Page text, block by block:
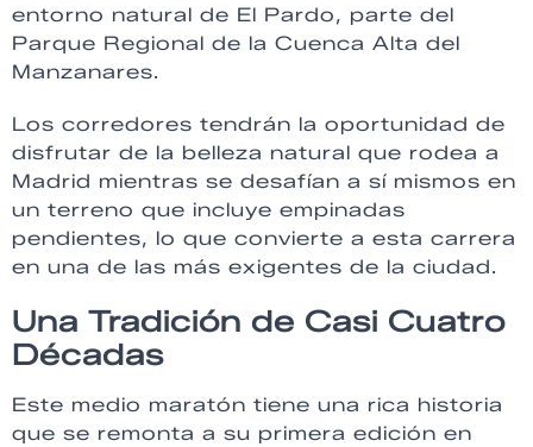
entorno natural de El Pardo, parte del
Parque Regional de la Cuenca Alta del
Manzanares.
Los corredores tendrán la oportunidad de
disfrutar de la belleza natural que rodea a
Madrid mientras se desafían a sí mismos en
un terreno que incluye empinadas
pendientes, lo que convierte a esta carrera
en una de las más exigentes de la ciudad.
Una Tradición de Casi Cuatro
Décadas
Este medio maratón tiene una rica historia
que se remonta a su primera edición en